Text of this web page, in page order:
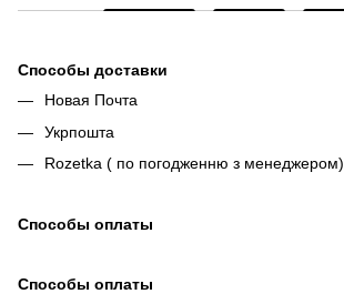
Способы доставки
Новая Почта
Укрпошта
Rozetka ( по погодженню з менеджером)
Способы оплаты
Способы оплаты